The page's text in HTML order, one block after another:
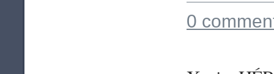
0